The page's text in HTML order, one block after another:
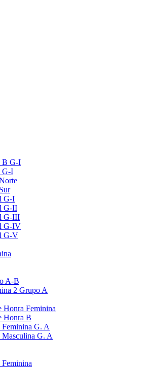
B G-I
G-I
G-I
G-II
G-III
G-IV
G-V
A-B
2 Grupo A
Honra Feminina
Honra B
Feminina G. A
Masculina G. A
Feminina